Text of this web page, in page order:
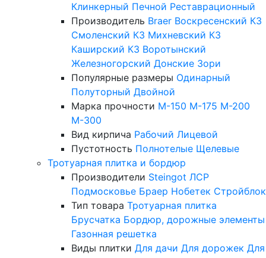
Клинкерный Печной Реставрационный
Производитель Braer Воскресенский КЗ
Смоленский КЗ Михневский КЗ
Каширский КЗ Воротынский
Железногорский Донские Зори
Популярные размеры Одинарный
Полуторный Двойной
Марка прочности М-150 М-175 М-200
М-300
Вид кирпича Рабочий Лицевой
Пустотность Полнотелые Щелевые
Тротуарная плитка и бордюр
Производители Steingot ЛСР
Подмосковье Браер Нобетек Стройблок
Тип товара Тротуарная плитка
Брусчатка Бордюр, дорожные элементы
Газонная решетка
Виды плитки Для дачи Для дорожек Для